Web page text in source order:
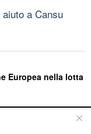
a Cansu
Europea nella lotta